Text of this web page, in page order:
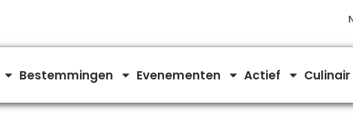
Bestemmingen Evenementen Actief Culinair